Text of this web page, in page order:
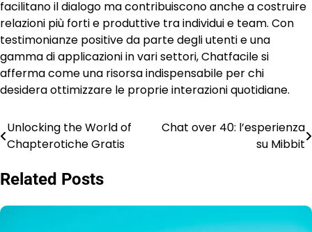
facilitano il dialogo ma contribuiscono anche a costruire
relazioni più forti e produttive tra individui e team. Con
testimonianze positive da parte degli utenti e una
gamma di applicazioni in vari settori, Chatfacile si
afferma come una risorsa indispensabile per chi
desidera ottimizzare le proprie interazioni quotidiane.
Post
navigation
Unlocking the World of
Chapterotiche Gratis
Chat over 40: l’esperienza
su Mibbit
Related Posts